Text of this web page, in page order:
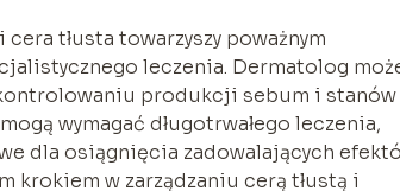
tłusta towarzyszy poważnym
leczenia. Dermatolog
produkcji sebum i stanów
wymagać długotrwałego leczenia,
dla osiągnięcia zadowalających
krokiem w zarządzaniu cerą tłustą i